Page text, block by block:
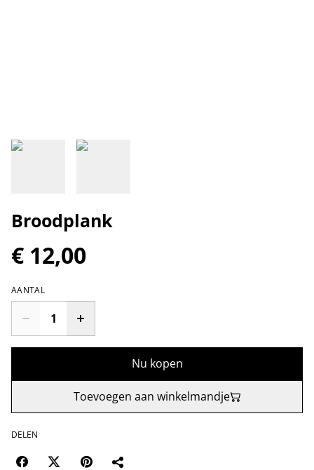
Broodplank
€ 12,00
AANTAL
Nu kopen
Toevoegen aan winkelmandje
DELEN